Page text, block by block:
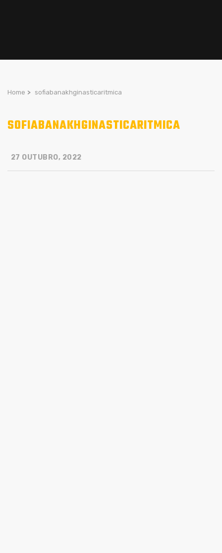
Home > sofiabanakhginasticaritmica
SOFIABANAKHGINASTICARITMICA
27 OUTUBRO, 2022